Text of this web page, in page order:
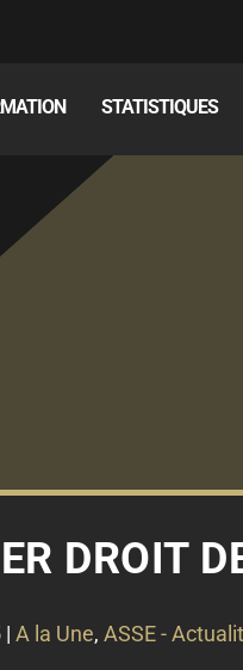
STATISTIQUES
DROIT
| A la Une, ASSE -